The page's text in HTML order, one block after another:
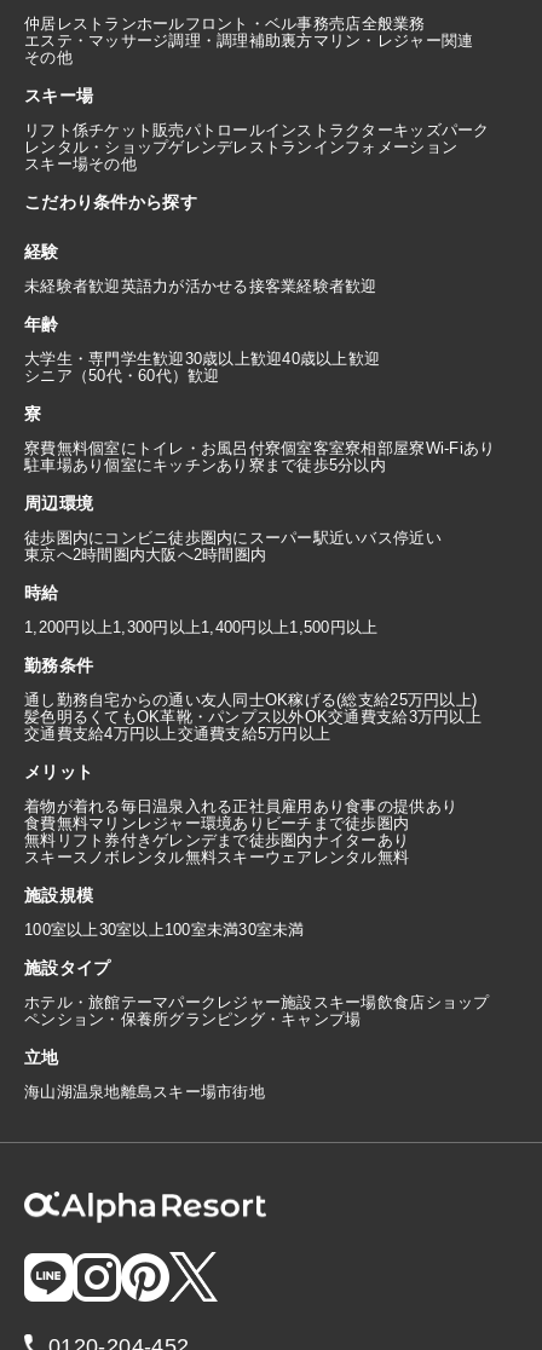
仲居 レストランホールフロント・ベル事務売店全般業務
エステ・マッサージ調理・調理補助裏方マリン・レジャー関連
その他
スキー場
リフト係チケット販売パトロールインストラクターキッズパーク
レンタル・ショップゲレンデレストラン インフォメーション
スキー場その他
こだわり条件から探す
経験
未経験者歓迎英語力が活かせる接客業経験者歓迎
年齢
大学生・専門学生歓迎30歳以上歓迎40歳以上歓迎
シニア（50代・60代）歓迎
寮
寮費無料個室にトイレ・お風呂付寮個室客室寮相部屋寮Wi-Fiあり
駐車場あり個室にキッチンあり 寮まで徒歩5分以内
周辺環境
徒歩圏内にコンビニ徒歩圏内にスーパー駅近いバス停近い
東京へ2時間圏内大阪へ2時間圏内
時給
1,200円以上1,300円以上1,400円以上1,500円以上
勤務条件
通し勤務自宅からの通い友人同士OK稼げる(総支給25万円以上)
髪色明るくてもOK革靴・パンプス以外OK交通費支給3万円以上
交通費支給4万円以上交通費支給5万円以上
メリット
着物が着れる毎日温泉入れる正社員雇用あり食事の提供あり
食費無料マリンレジャー環境あり ビーチまで徒歩圏内
無料リフト券付きゲレンデまで徒歩圏内ナイターあり
スキースノボレンタル無料スキーウェアレンタル無料
施設規模
100室以上30室以上100室未満30室未満
施設タイプ
ホテル・旅館テーマパーク レジャー施設 スキー場飲食店ショップ
ペンション・保養所グランピング・キャンプ場
立地
海山湖温泉地離島 スキー場市街地